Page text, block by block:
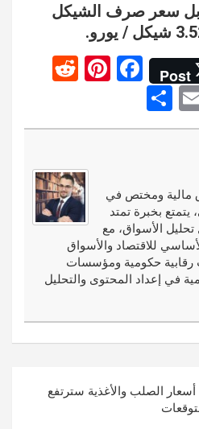
سعر صرف الشيكل
Post
F
ce
o
k
Pi
er
t
d
t
E
m
h
مالية ومختص في
يتمتع بخبرة تمتد
مجال تحليل الأسواق، مع
للاقتصاد والأسواق
رقابية حكومية ومؤسسات
في إعداد المحتوى والتحليل
الصلب والأغذية سترتفع